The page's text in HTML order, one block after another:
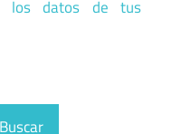
los datos de tus
Buscar